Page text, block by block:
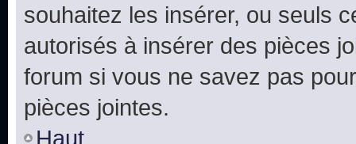
souhaitez les insérer, ou seuls
autorisés à insérer des pièces
forum si vous ne savez pas
pièces jointes.
Haut